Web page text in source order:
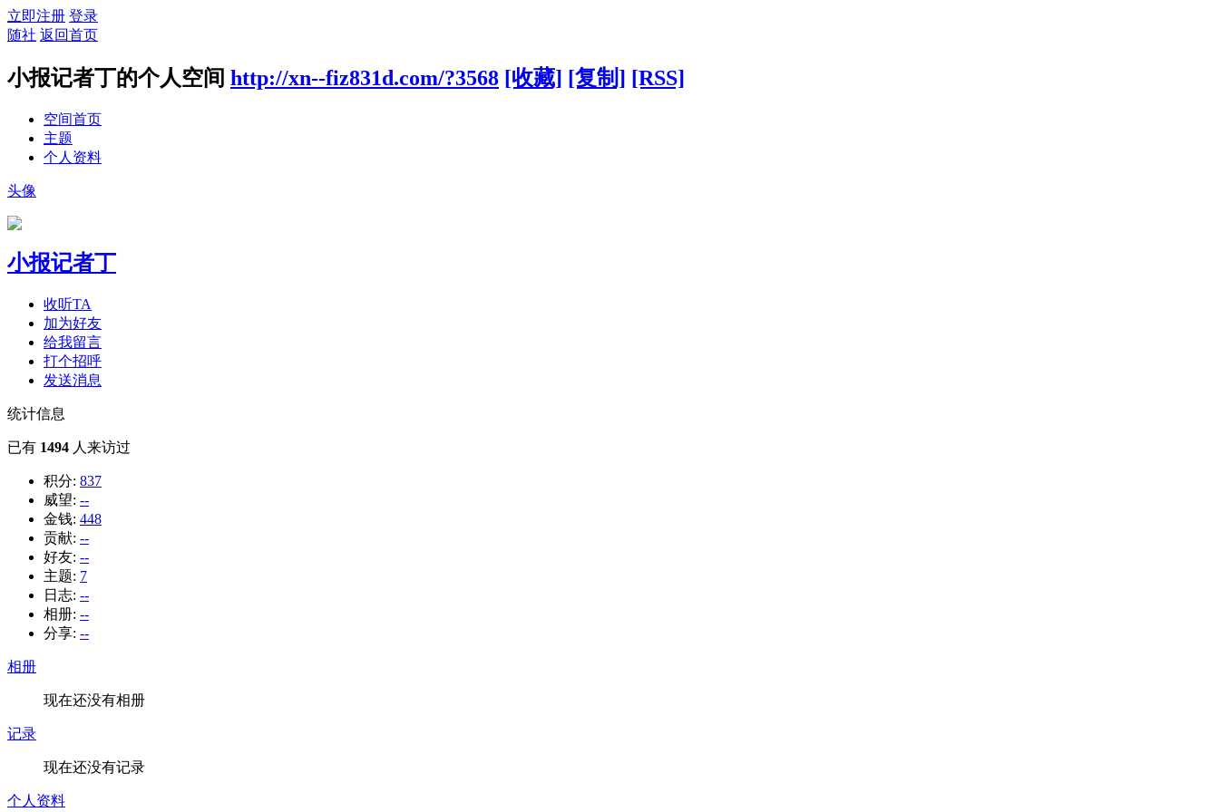
立即注册 登录
随社 返回首页
小报记者丁的个人空间 http://xn--fiz831d.com/?3568 [收藏] [复制] [RSS]
空间首页
主题
个人资料
头像
小报记者丁
收听TA
加为好友
给我留言
打个招呼
发送消息
统计信息
已有 1494 人来访过
积分: 837
威望: --
金钱: 448
贡献: --
好友: --
主题: 7
日志: --
相册: --
分享: --
相册
现在还没有相册
记录
现在还没有记录
个人资料